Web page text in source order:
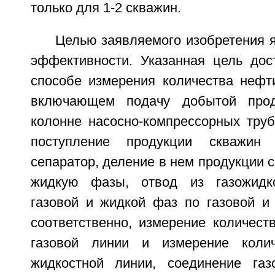
только для 1-2 скважин.
Целью заявляемого изобретения
эффективности. Указанная цель
способе измерения количества
включающем подачу добытой
колонне насосно-компрессорных
поступление продукции скважин
сепаратор, деление в нем продукции
жидкую фазы, отвод из
газовой и жидкой фаз по газовой и
соответственно, измерение
газовой линии и измерение
жидкостной линии, соединение